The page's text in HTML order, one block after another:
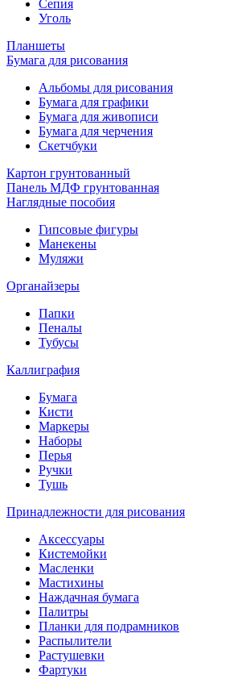
Сепия
Уголь
Планшеты
Бумага для рисования
Альбомы для рисования
Бумага для графики
Бумага для живописи
Бумага для черчения
Скетчбуки
Картон грунтованный
Панель МДФ грунтованная
Наглядные пособия
Гипсовые фигуры
Манекены
Муляжи
Органайзеры
Папки
Пеналы
Тубусы
Каллиграфия
Бумага
Кисти
Маркеры
Наборы
Перья
Ручки
Тушь
Принадлежности для рисования
Аксессуары
Кистемойки
Масленки
Мастихины
Наждачная бумага
Палитры
Планки для подрамников
Распылители
Растушевки
Фартуки